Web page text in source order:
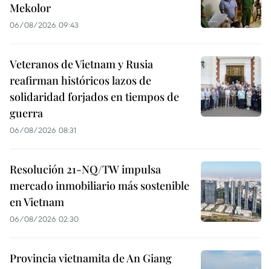
Mekolor
06/08/2026 09:43
Veteranos de Vietnam y Rusia
reafirman históricos lazos de
solidaridad forjados en tiempos de
guerra
06/08/2026 08:31
Resolución 21-NQ/TW impulsa
mercado inmobiliario más sostenible
en Vietnam
06/08/2026 02:30
Provincia vietnamita de An Giang